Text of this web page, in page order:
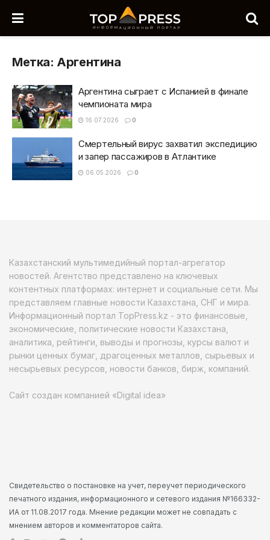
Метка: Аргентина
Аргентина сыграет с Испанией в финале
чемпионата мира
16.07.2026 0
Смертельный вирус захватил экспедицию
и запер пассажиров в Атлантике
06.05.2026 0
Казахстанский мультимедийный портал-агрегатор
новостей. Агентство представлено на ключевых
контентных платформах: интернет и социальные сети. Мы
представляем главные новости Казахстана, СНГ и мира.
Информационный портал TopPress.kz - это финансовые,
экономические, политические новости Казахстана,
аналитика, рейтинги, выводы и прогнозы, курсы валют и
рынки ценных бумаг, драгоценных металлов, сырьевых и
несырьевых ресурсов, новости банков, бирж, компаний.
Сайт создан компанией «Digital idea»
Свидетельство о постановке на учет, переучет периодического
печатного издания, информационного и сетевого издания №166332-
ИА от 11.08.2017 года. Мнение редакции может не совпадать с
мнением авторов и комментаторов сайта.